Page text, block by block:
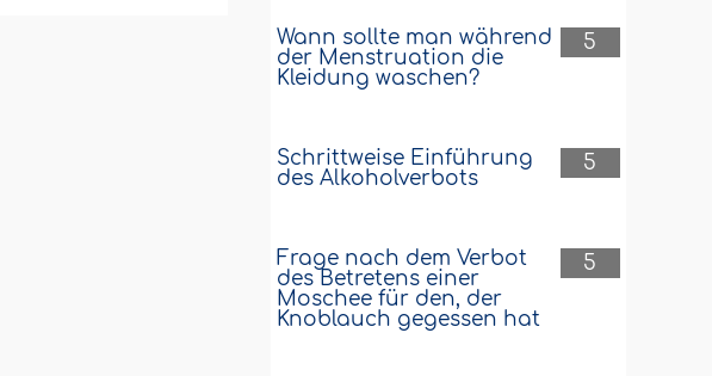
5
Wann sollte man während
der Menstruation die
Kleidung waschen?
5
Schrittweise Einführung
des Alkoholverbots
5
Frage nach dem Verbot
des Betretens einer
Moschee für den, der
Knoblauch gegessen hat